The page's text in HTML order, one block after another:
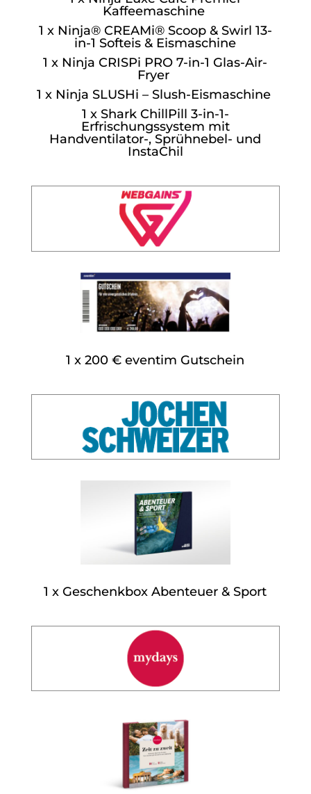
Kaffeemaschine
1 x Ninja® CREAMi® Scoop & Swirl 13-
in-1 Softeis & Eismaschine
1 x Ninja CRISPi PRO 7-in-1 Glas-Air-
Fryer
1 x Ninja SLUSHi – Slush-Eismaschine
1 x Shark ChillPill 3-in-1-
Erfrischungssystem mit
Handventilator-, Sprühnebel- und
InstaChil
1 x 200 € eventim Gutschein
1 x Geschenkbox Abenteuer & Sport